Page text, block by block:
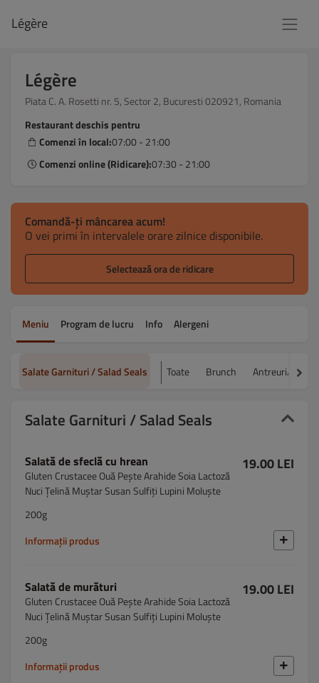
Légère
Légère
Piata C. A. Rosetti nr. 5, Sector 2, Bucuresti 020921, Romania
Restaurant deschis pentru
Comenzi în local:07:00 - 21:00
Comenzi online (Ridicare):07:30 - 21:00
Comandă-ți mâncarea acum!
O vei primi în intervalele orare zilnice disponibile.
Selectează ora de ridicare
Meniu Program de lucru Info Alergeni
Salate Garnituri / Salad Seals Toate Brunch Antreuri/
Salate Garnituri / Salad Seals
Salată de sfeclă cu hrean
Gluten Crustacee Ouă Pește Arahide Soia Lactoză
Nuci Țelină Muștar Susan Sulfiți Lupini Moluște
19.00 LEI
200g
Informații produs
Salată de murături
Gluten Crustacee Ouă Pește Arahide Soia Lactoză
Nuci Țelină Muștar Susan Sulfiți Lupini Moluște
19.00 LEI
200g
Informații produs